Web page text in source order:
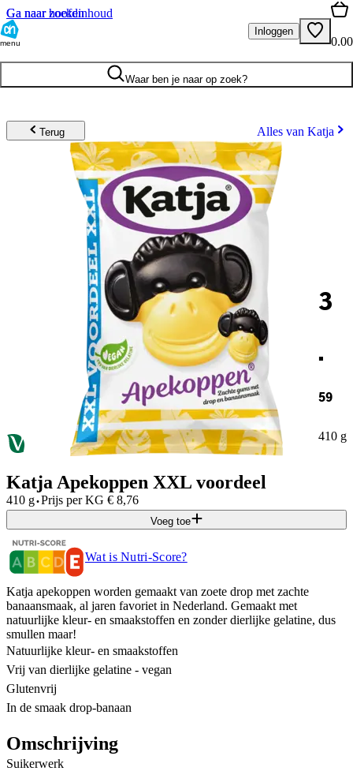
Ga naar hoofdinhoud
Ga naar zoeken
menu
Inloggen
0.00
Waar ben je naar op zoek?
Terug Alles van Katja
3
.
59
410 g
Katja Apekoppen XXL voordeel
410 g·Prijs per KG € 8,76
Voeg toe
Wat is Nutri-Score?
Katja apekoppen worden gemaakt van zoete drop met zachte
banaansmaak, al jaren favoriet in Nederland. Gemaakt met
natuurlijke kleur- en smaakstoffen en zonder dierlijke gelatine, dus
smullen maar!
Natuurlijke kleur- en smaakstoffen
Vrij van dierlijke gelatine - vegan
Glutenvrij
In de smaak drop-banaan
Omschrijving
Suikerwerk